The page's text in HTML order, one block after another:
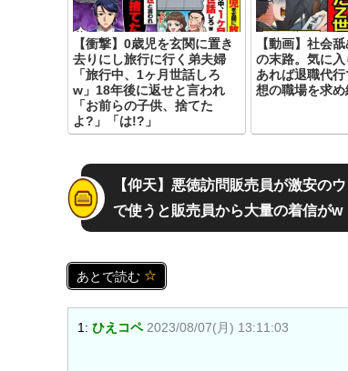
【衝撃】0歳児を玄関に置き
去りにし旅行に行く弟夫婦
「旅行中、1ヶ月世話しろ
w」18年後に返せと言われ
「お前らの子供、捨てた
よ?」「は!?」
【動画】社会
の末路。気に
あれば退職代
想の職場を求
【仰天】悪徳訪問販売員が激安の
で使うと販売員から大量の着信がw
あとで読む
1: ひえコペ 2023/08/07(月) 13:11:03